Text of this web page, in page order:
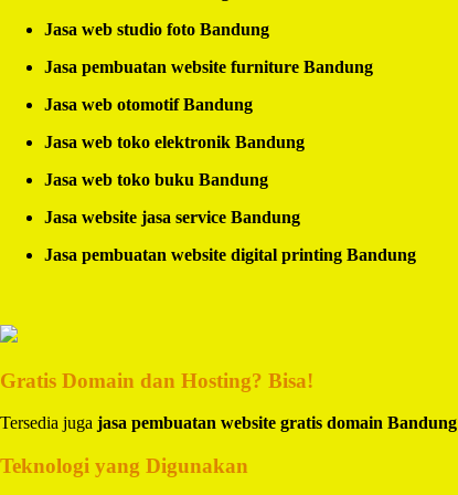
Jasa web studio foto Bandung
Jasa pembuatan website furniture Bandung
Jasa web otomotif Bandung
Jasa web toko elektronik Bandung
Jasa web toko buku Bandung
Jasa website jasa service Bandung
Jasa pembuatan website digital printing Bandung
Gratis Domain dan Hosting? Bisa!
Tersedia juga jasa pembuatan website gratis domain Bandung
Teknologi yang Digunakan